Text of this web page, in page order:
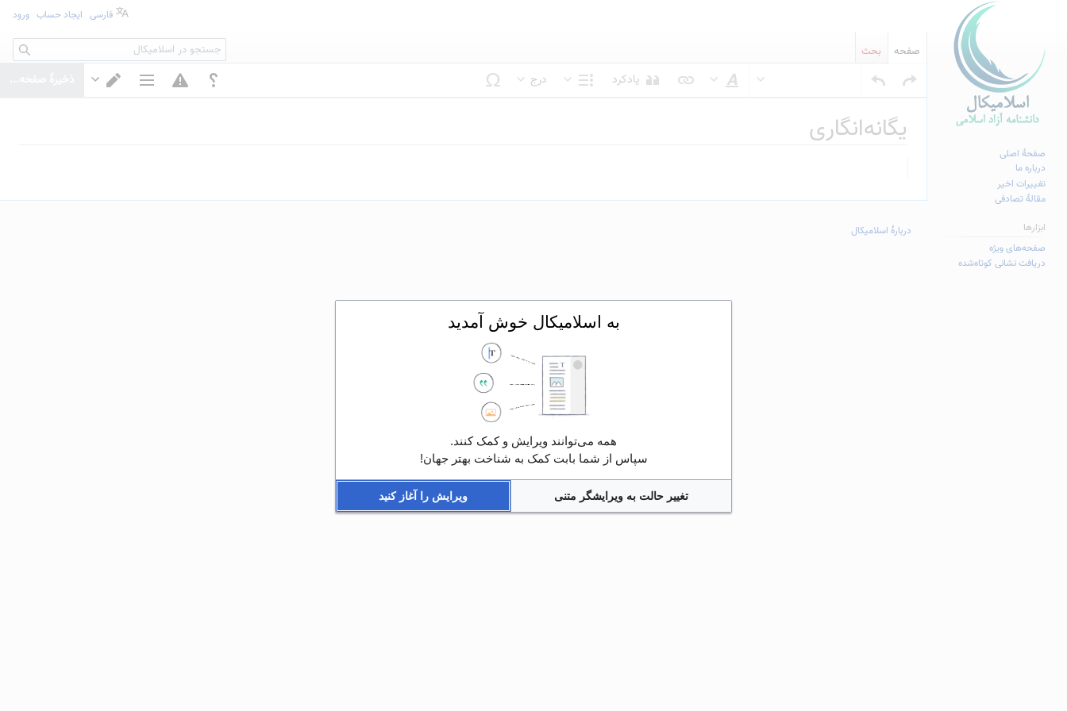
یادکرد
درج
یگانه‌انگاری
ناوبری
جستجو
فارسی ایجاد حساب ورود
صفحه بحث جستجو
صفحهٔ اصلی
درباره ما
تغییرات اخیر
مقالهٔ تصادفی
ابزارها
صفحه‌های ویژه
دریافت نشانی کوتاه‌شده
دربارهٔ اسلامیکال
به اسلامیکال خوش آمدید
همه می‌توانند ویرایش و کمک کنند.
سپاس از شما بابت کمک به شناخت بهتر جهان!
تغییر حالت به ویرایشگر متنی ویرایش را آغاز کنید